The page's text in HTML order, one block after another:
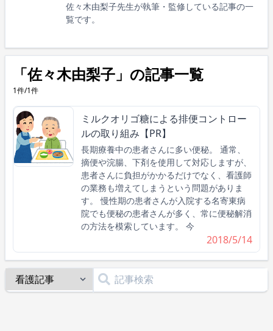
佐々木由梨子先生が執筆・監修している記事の一
覧です。
「佐々木由梨子」の記事一覧
1件/1件
ミルクオリゴ糖による排便コントロー
ルの取り組み【PR】
長期療養中の患者さんに多い便秘。 通常、
摘便や浣腸、下剤を使用して対応しますが、
患者さんに負担がかかるだけでなく、看護師
の業務も増えてしまうという問題がありま
す。 慢性期の患者さんが入院する名寄東病
院でも便秘の患者さんが多く、常に便秘解消
の方法を模索しています。 今
2018/5/14